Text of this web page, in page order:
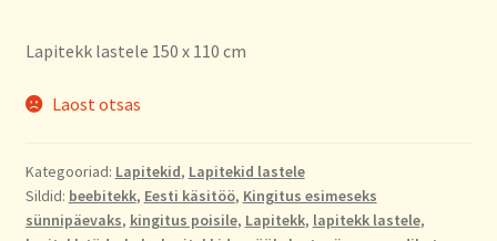
Lapitekk lastele 150 x 110 cm
Laost otsas
Kategooriad: Lapitekid, Lapitekid lastele
Sildid: beebitekk, Eesti käsitöö, Kingitus esimeseks
sünnipäevaks, kingitus poisile, Lapitekk, lapitekk lastele,